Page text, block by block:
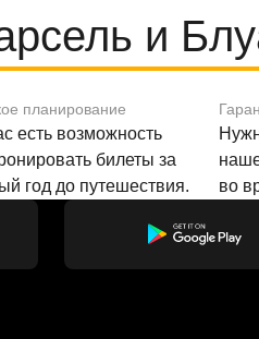
и
планирование
есть возможность
билеты за
год до путешествия.
во